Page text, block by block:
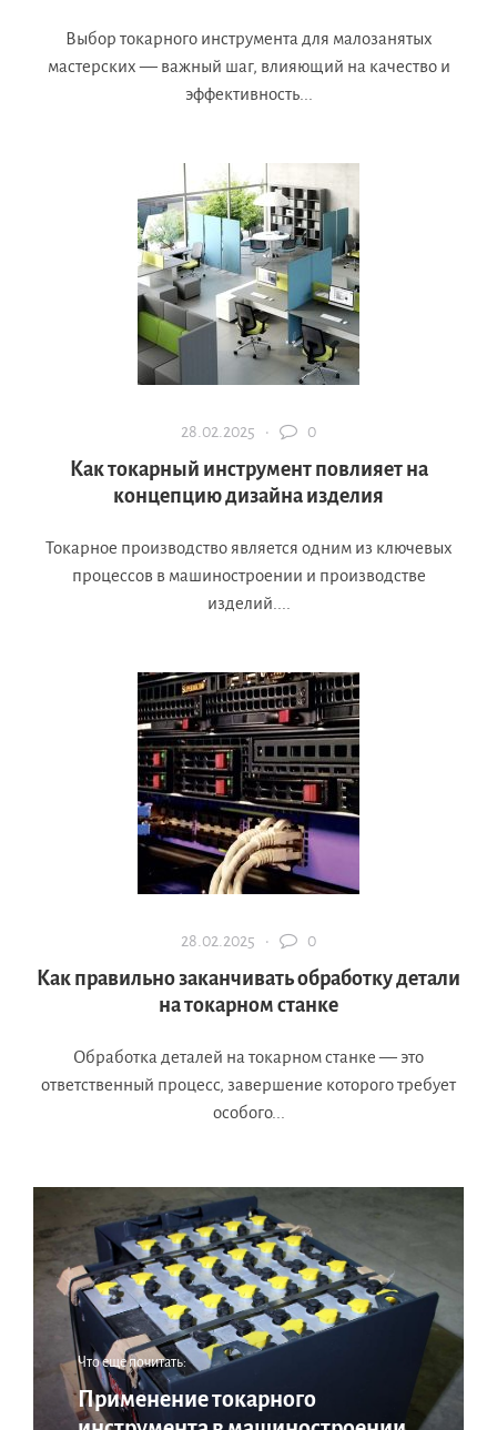
Выбор токарного инструмента для малозанятых
мастерских — важный шаг, влияющий на качество и
эффективность...
28.02.2025 · 0
Как токарный инструмент повлияет на
концепцию дизайна изделия
Токарное производство является одним из ключевых
процессов в машиностроении и производстве
изделий....
28.02.2025 · 0
Как правильно заканчивать обработку детали
на токарном станке
Обработка деталей на токарном станке — это
ответственный процесс, завершение которого требует
особого...
Что еще почитать:
Применение токарного